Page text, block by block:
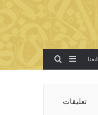
إضافة عمود جانبي
بحث عن
تعليقات